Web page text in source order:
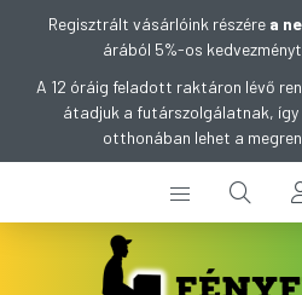
Regisztrált vásárlóink részére a
árából 5%-os
A 12 óráig feladott raktáron lévő
átadjuk a futárszolgálatnak, így
otthonában lehet a